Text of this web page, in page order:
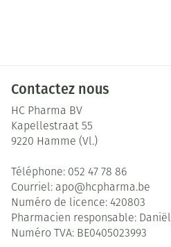
Contactez nous
HC Pharma BV
Kapellestraat 55
9220 Hamme (Vl.)
Téléphone: 052 47 78 86
Courriel: apo@hcpharma.be
Numéro de licence: 420803
Pharmacien responsable:
Numéro TVA: BE0405023993